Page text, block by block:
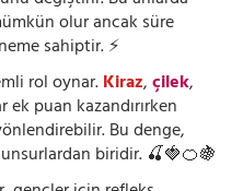
olur ancak süre
sahiptir. ⚡
rol oynar.Kiraz,çilek,
puan kazandırırken
Bu denge,
biridir. 🍒🍓🍊🍇